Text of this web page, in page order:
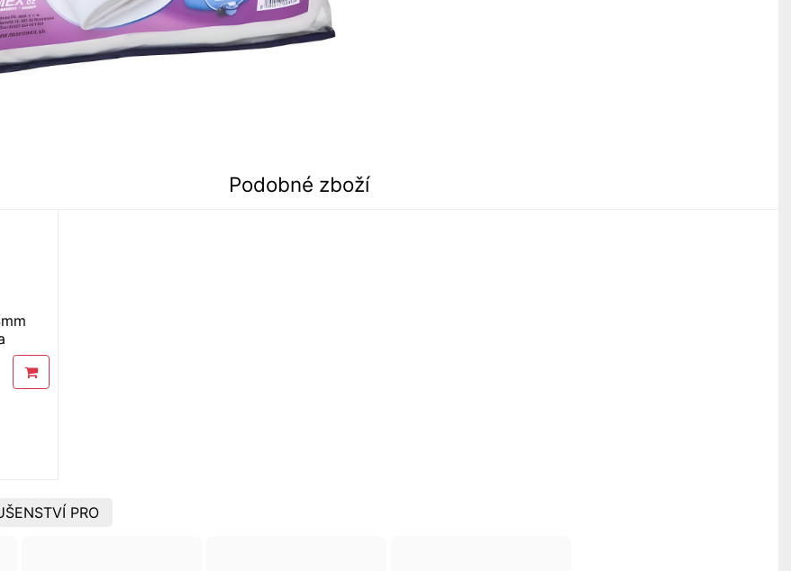
Podobné zboží
PRO